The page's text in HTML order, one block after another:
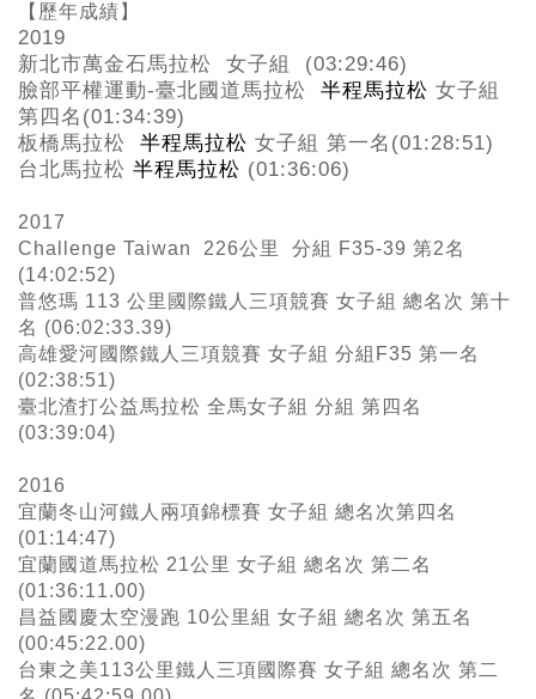
【歷年成績】
2019
新北市萬金石馬拉松 女子組 (03:29:46)
臉部平權運動-臺北國道馬拉松 半程馬拉松 女子組
第四名(01:34:39)
板橋馬拉松 半程馬拉松 女子組 第一名(01:28:51)
台北馬拉松 半程馬拉松 (01:36:06)
2017
Challenge Taiwan 226公里 分組 F35-39 第2名
(14:02:52)
普悠瑪 113 公里國際鐵人三項競賽 女子組 總名次 第十
名 (06:02:33.39)
高雄愛河國際鐵人三項競賽 女子組 分組F35 第一名
(02:38:51)
臺北渣打公益馬拉松 全馬女子組 分組 第四名
(03:39:04)
2016
宜蘭冬山河鐵人兩項錦標賽 女子組 總名次第四名
(01:14:47)
宜蘭國道馬拉松 21公里 女子組 總名次 第二名
(01:36:11.00)
昌益國慶太空漫跑 10公里組 女子組 總名次 第五名
(00:45:22.00)
台東之美113公里鐵人三項國際賽 女子組 總名次 第二